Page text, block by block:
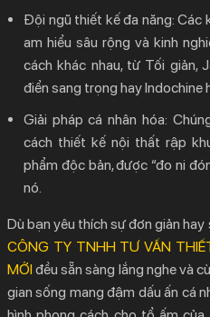
Đội ngũ thiết kế đa năng: Các
am hiểu sâu rộng và kinh
cách khác nhau, từ Tối giản,
điển sang trọng hay Indochine
Giải pháp cá nhân hóa:
cách thiết kế nội thất rập
phẩm độc bản, được “đo ni
nó.
Dù bạn yêu thích sự đơn giản
CÔNG TY TNHH TƯ VẤN
MỚIđều sẵn sàng lắng nghe và
gian sống mang đậm dấu ấn cá